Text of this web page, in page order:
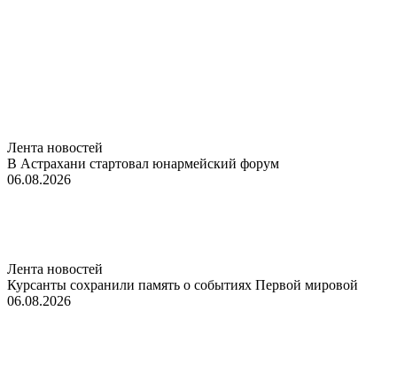
Лента новостей
В Астрахани стартовал юнармейский форум
06.08.2026
Лента новостей
Курсанты сохранили память о событиях Первой мировой
06.08.2026